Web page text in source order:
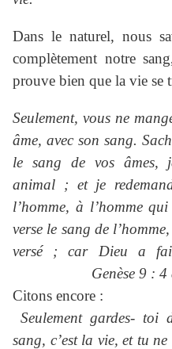
Dans le naturel, nous
complètement notre
prouve bien que la vie se
Seulement, vous ne
âme, avec son sang.
le sang de vos âmes,
animal ; et je
l’homme, à l’homme
verse le sang de
versé ; car Dieu a
Genèse 9 : 4
Citons encore :
Seulement gardes-
sang, c’est la vie, et tu